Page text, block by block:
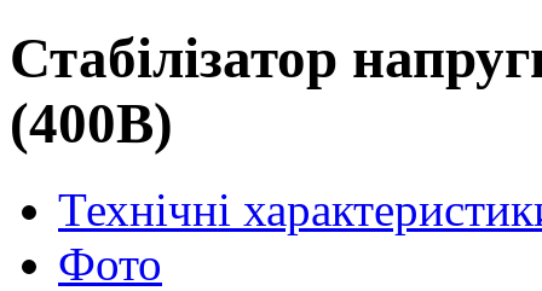
Стабілізатор
(400B)
Технічні
Фото